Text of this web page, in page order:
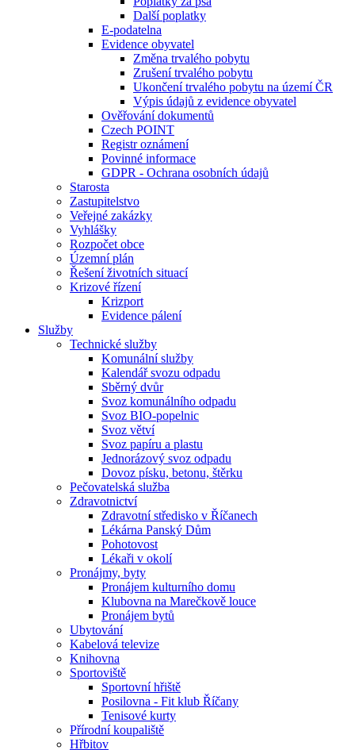
Další poplatky
E-podatelna
Evidence obyvatel
Změna trvalého pobytu
Zrušení trvalého pobytu
Ukončení trvalého pobytu na území ČR
Výpis údajů z evidence obyvatel
Ověřování dokumentů
Czech POINT
Registr oznámení
Povinné informace
GDPR - Ochrana osobních údajů
Starosta
Zastupitelstvo
Veřejné zakázky
Vyhlášky
Rozpočet obce
Územní plán
Řešení životních situací
Krizové řízení
Krizport
Evidence pálení
Služby
Technické služby
Komunální služby
Kalendář svozu odpadu
Sběrný dvůr
Svoz komunálního odpadu
Svoz BIO-popelnic
Svoz větví
Svoz papíru a plastu
Jednorázový svoz odpadu
Dovoz písku, betonu, štěrku
Pečovatelská služba
Zdravotnictví
Zdravotní středisko v Říčanech
Lékárna Panský Dům
Pohotovost
Lékaři v okolí
Pronájmy, byty
Pronájem kulturního domu
Klubovna na Marečkově louce
Pronájem bytů
Ubytování
Kabelová televize
Knihovna
Sportoviště
Sportovní hřiště
Posilovna - Fit klub Říčany
Tenisové kurty
Přírodní koupaliště
Hřbitov